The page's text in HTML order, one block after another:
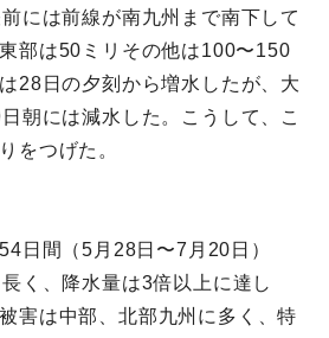
には前線が南九州まで南下して
部は50ミリその他は100〜150
28日の夕刻から増水したが、大
朝には減水した。こうして、こ
をつげた。
日間（5月28日〜7月20日）
く、降水量は3倍以上に達し
害は中部、北部九州に多く、特